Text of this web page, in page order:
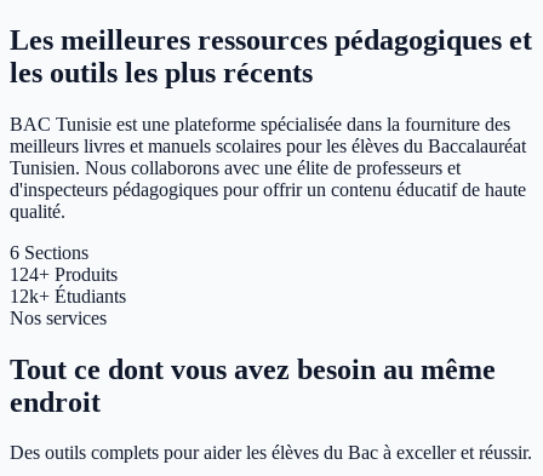
Les meilleures ressources pédagogiques et
les outils les plus récents
BAC Tunisie est une plateforme spécialisée dans la fourniture des
meilleurs livres et manuels scolaires pour les élèves du Baccalauréat
Tunisien. Nous collaborons avec une élite de professeurs et
d'inspecteurs pédagogiques pour offrir un contenu éducatif de haute
qualité.
6 Sections
124+ Produits
12k+ Étudiants
Nos services
Tout ce dont vous avez besoin au même
endroit
Des outils complets pour aider les élèves du Bac à exceller et réussir.